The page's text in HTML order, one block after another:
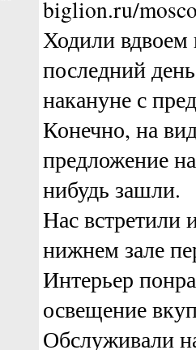
biglion.ru/
Ходили вдвоем
последний
накануне с
Конечно, на
предложение
нибудь зашли.
Нас встретили
нижнем зале
Интерьер
освещение
Обслуживали